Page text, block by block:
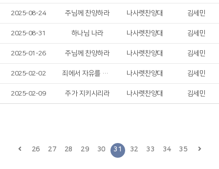
2025-08-24 주님께 찬양하라 나사렛찬양대 김세민
2025-08-31 하나님 나라 나사렛찬양대 김세민
2025-01-26 주님께 찬양하라 나사렛찬양대 김세민
2025-02-02 죄에서 자유를 얻게함은 나사렛찬양대 김세민
2025-02-09 주가 지키시리라 나사렛찬양대 김세민
26 27 28 29 30 31 32 33 34 35